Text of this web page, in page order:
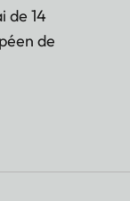
de 14
de